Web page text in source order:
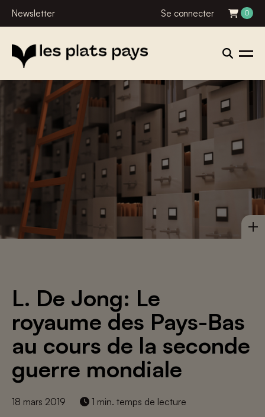
Newsletter Se connecter 0
L. De Jong: Le
royaume des Pays-Bas
au cours de la seconde
guerre mondiale
18 mars 2019 1 min. temps de lecture